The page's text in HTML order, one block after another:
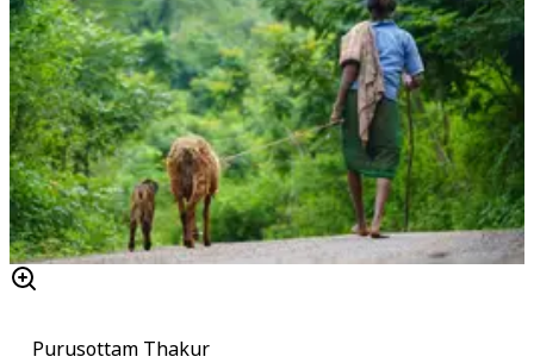
Purusottam Thakur